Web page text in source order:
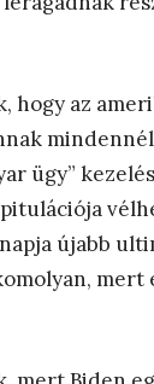
hogy az
ügy”
újabb